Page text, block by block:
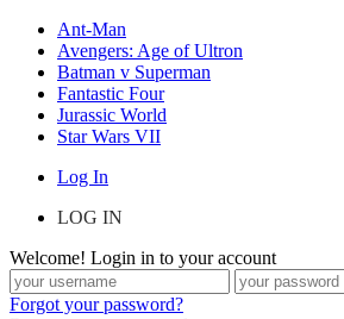
Ant-Man
Avengers: Age of Ultron
Batman v Superman
Fantastic Four
Jurassic World
Star Wars VII
Log In
LOG IN
Welcome! Login in to your account
Forgot your password?